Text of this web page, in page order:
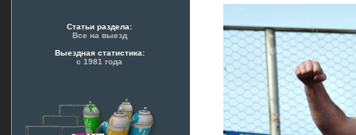
Статьи раздела:
Все на выезд
Выездная статистика:
с 1981 года